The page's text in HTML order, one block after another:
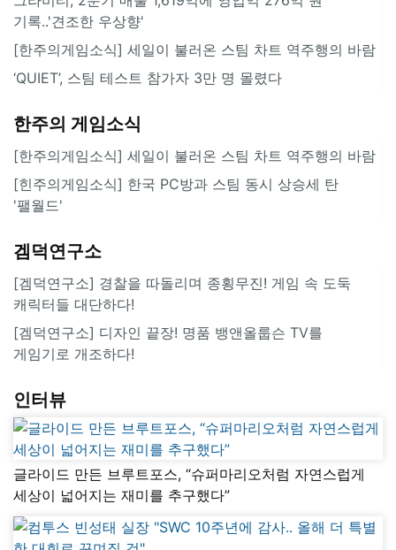
기록..'견조한 우상향'
[한주의게임소식] 세일이 불러온 스팀 차트 역주행의 바람
‘QUIET’, 스팀 테스트 참가자 3만 명 몰렸다
한주의 게임소식
[한주의게임소식] 세일이 불러온 스팀 차트 역주행의 바람
[힌주의게임소식] 한국 PC방과 스팀 동시 상승세 탄
'팰월드'
겜덕연구소
[겜덕연구소] 경찰을 따돌리며 종횡무진! 게임 속 도둑
캐릭터들 대단하다!
[겜덕연구소] 디자인 끝장! 명품 뱅앤올룹슨 TV를
게임기로 개조하다!
인터뷰
글라이드 만든 브루트포스, “슈퍼마리오처럼 자연스럽게
세상이 넓어지는 재미를 추구했다”